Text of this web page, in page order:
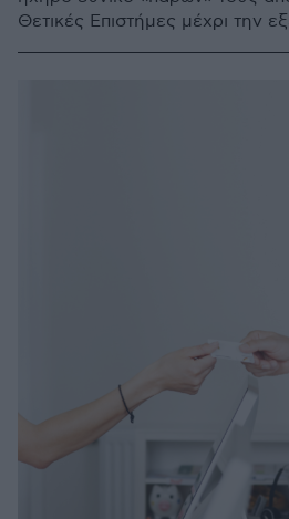
Θετικές Επιστήμες μέχρι την